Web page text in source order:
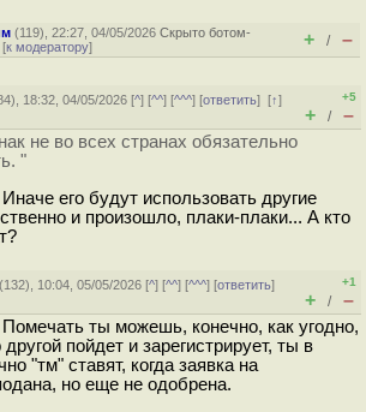
(119), 22:27, 04/05/2026Скрыто ботом-
к модератору] + / –
), 18:32, 04/05/2026 [^] [^^] [^^^] [ответить][↑]
+5
+ / –
не во всех странах обязательно
"
его будут использовать другие
и произошло, плаки-плаки... А кто
(132), 10:04, 05/05/2026 [^] [^^] [^^^] [ответить]
+1
+ / –
ты можешь, конечно, как угодно,
пойдет и зарегистрирует, ты в
"тм" ставят, когда заявка на
но еще не одобрена.